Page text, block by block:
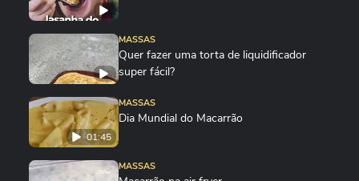
MASSAS
Quer fazer uma torta de liquidificador
super fácil?
01:45
MASSAS
Dia Mundial do Macarrão
MASSAS